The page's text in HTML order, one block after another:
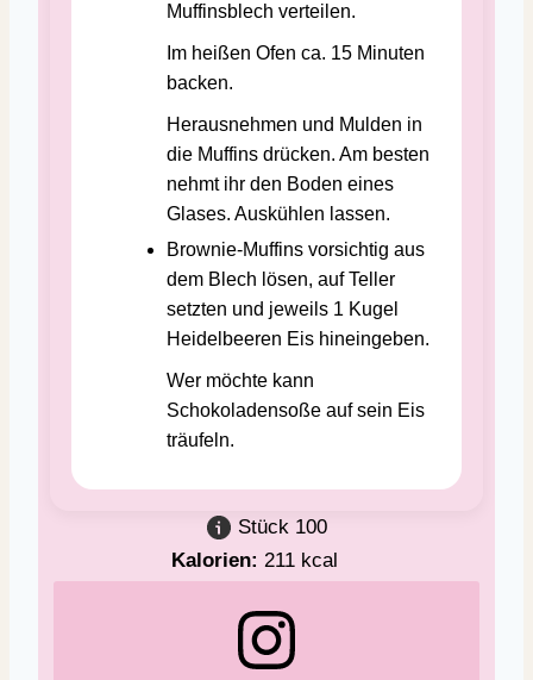
Muffinsblech verteilen.
Im heißen Ofen ca. 15 Minuten
backen.
Herausnehmen und Mulden in
die Muffins drücken. Am besten
nehmt ihr den Boden eines
Glases. Auskühlen lassen.
Brownie-Muffins vorsichtig aus
dem Blech lösen, auf Teller
setzten und jeweils 1 Kugel
Heidelbeeren Eis hineingeben.
Wer möchte kann
Schokoladensoße auf sein Eis
träufeln.
Stück 100
Kalorien: 211 kcal